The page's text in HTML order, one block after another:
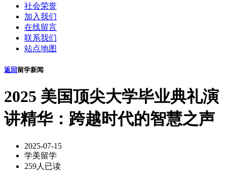
社会荣誉
加入我们
在线留言
联系我们
站点地图
返回 留学新闻
2025 美国顶尖大学毕业典礼演
讲精华：跨越时代的智慧之声
2025-07-15
学美留学
259人已读